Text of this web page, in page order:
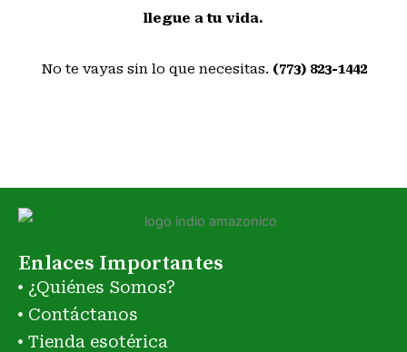
llegue a tu vida.
No te vayas sin lo que necesitas. (773) 823-1442
Enlaces Importantes
¿Quiénes Somos?
Contáctanos
Tienda esotérica